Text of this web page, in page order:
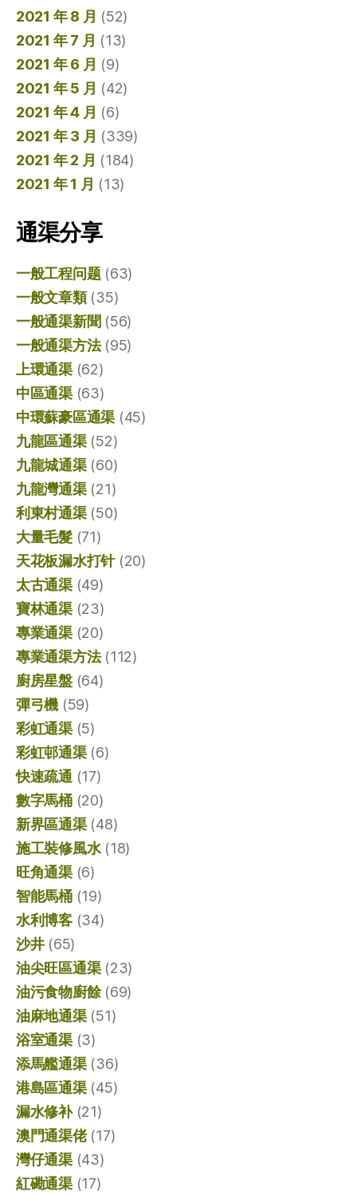
2021 年 8 月 (52)
2021 年 7 月 (13)
2021 年 6 月 (9)
2021 年 5 月 (42)
2021 年 4 月 (6)
2021 年 3 月 (339)
2021 年 2 月 (184)
2021 年 1 月 (13)
通渠分享
一般工程问题(63)
一般文章類(35)
一般通渠新聞 (56)
一般通渠方法(95)
上環通渠(62)
中區通渠(63)
中環蘇豪區通渠 (45)
九龍區通渠(52)
九龍城通渠(60)
九龍灣通渠(21)
利東村通渠(50)
大量毛髮(71)
天花板漏水打针(20)
太古通渠(49)
寶林通渠(23)
專業通渠(20)
專業通渠方法(112)
廚房星盤(64)
彈弓機 (59)
彩虹通渠(5)
彩虹邨通渠(6)
快速疏通 (17)
數字馬桶(20)
新界區通渠(48)
施工裝修風水(18)
旺角通渠(6)
智能馬桶(19)
水利博客(34)
沙井(65)
油尖旺區通渠(23)
油污食物廚餘(69)
油麻地通渠(51)
浴室通渠(3)
添馬艦通渠(36)
港島區通渠(45)
漏水修补(21)
澳門通渠佬(17)
灣仔通渠(43)
紅磡通渠(17)